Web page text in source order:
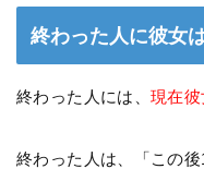
終わった人に彼女
終わった人には、現在彼
終わった人は、「この